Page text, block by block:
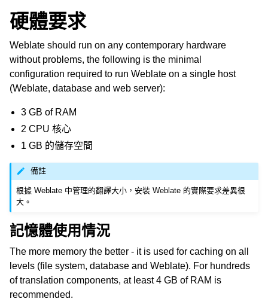
硬體要求
Weblate should run on any contemporary hardware
without problems, the following is the minimal
configuration required to run Weblate on a single host
(Weblate, database and web server):
3 GB of RAM
2 CPU 核心
1 GB 的儲存空間
備註
根據 Weblate 中管理的翻譯大小，安裝 Weblate 的實際要求差異很
大。
記憶體使用情況
The more memory the better - it is used for caching on all
levels (file system, database and Weblate). For hundreds
of translation components, at least 4 GB of RAM is
recommended.